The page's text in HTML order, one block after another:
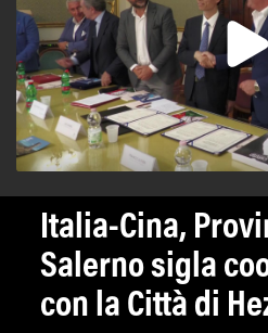
Italia-Cina,
Salerno sigla
con la Città di